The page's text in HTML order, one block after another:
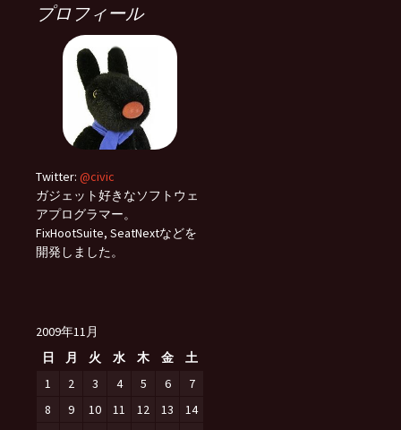
プロフィール
Twitter: @civic
ガジェット好きなソフトウェ
アプログラマー。
FixHootSuite, SeatNextなどを
開発しました。
2009年11月
日
月 火 水 木 金
土
1
2 3 4 5 6
7
8
9 10 11 12 13
14